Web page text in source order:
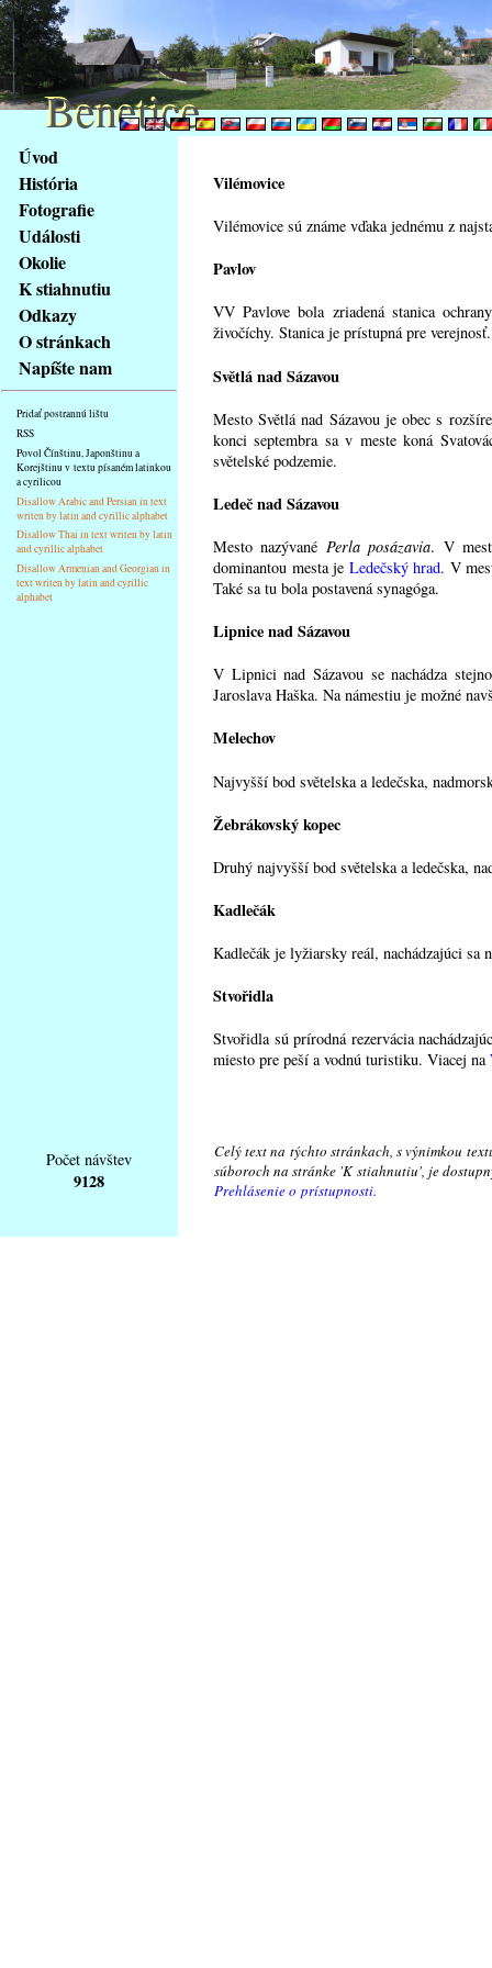
obsah
stránky
Klávesové
zkratky
tomto
webu
základní
Hlavní
strana
Úvod
História
Fotografie
Události
Okolie
K stiahnutiu
Odkazy
O stránkach
Napíšte nam
Pridať postrannú lištu
RSS
Povol Čínštinu, Japonštinu a
Korejštinu v textu písaném latinkou
a cyrilicou
Disallow Arabic and Persian in text
writen by latin and cyrillic alphabet
Disallow Thai in text writen by latin
and cyrillic alphabet
Disallow Armenian and Georgian in
text writen by latin and cyrillic
alphabet
Vilémovice
Vilémovice sú známe vďaka jednému z
Pavlov
VV Pavlove bola zriadená stanica
živočíchy. Stanica je prístupná pre
Světlá nad Sázavou
Mesto Světlá nad Sázavou je obec s
konci septembra sa v meste koná
světelské podzemie.
Ledeč nad Sázavou
Mesto nazývané Perla posázavia. V
dominantou mesta je Ledečský hrad. V
Také sa tu bola postavená synagóga.
Lipnice nad Sázavou
V Lipnici nad Sázavou se nachádza
Jaroslava Haška. Na námestiu je možné
Melechov
Najvyšší bod světelska a ledečska,
Žebrákovský kopec
Druhý najvyšší bod světelska a ledečska,
Kadlečák
Kadlečák je lyžiarsky reál, nachádzajúci sa
Stvořidla
Stvořidla sú prírodná rezervácia
miesto pre peší a vodnú turistiku. Viacej na
Počet návštev
9128
Celý text na týchto stránkach, s výnimkou
súboroch na stránke 'K stiahnutiu', je
Prehlásenie o prístupnosti.
Benetice
Benetice